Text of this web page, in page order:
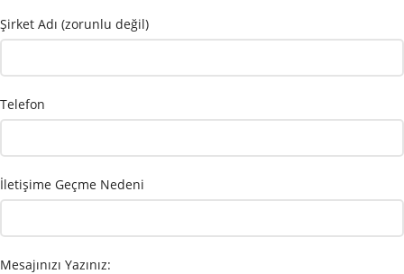
Şirket Adı (zorunlu değil)
Telefon
İletişime Geçme Nedeni
Mesajınızı Yazınız: